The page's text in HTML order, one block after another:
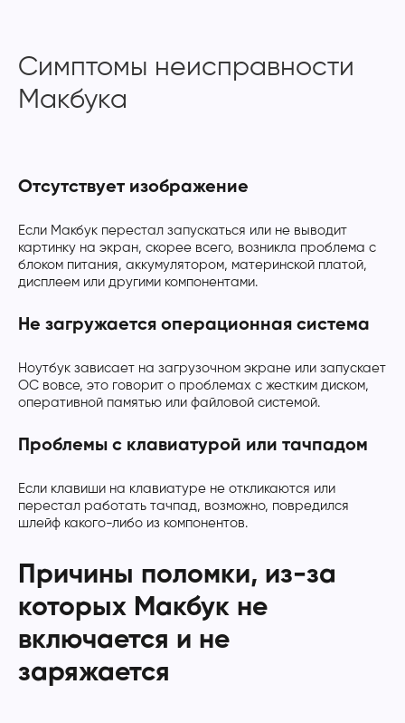
Симптомы неисправности
Макбука
Отсутствует изображение
Если Макбук перестал запускаться или не выводит
картинку на экран, скорее всего, возникла проблема с
блоком питания, аккумулятором, материнской платой,
дисплеем или другими компонентами.
Не загружается операционная система
Ноутбук зависает на загрузочном экране или запускает
ОС вовсе, это говорит о проблемах с жестким диском,
оперативной памятью или файловой системой.
Проблемы с клавиатурой или тачпадом
Если клавиши на клавиатуре не откликаются или
перестал работать тачпад, возможно, повредился
шлейф какого-либо из компонентов.
Причины поломки, из-за
которых Макбук не
включается и не
заряжается